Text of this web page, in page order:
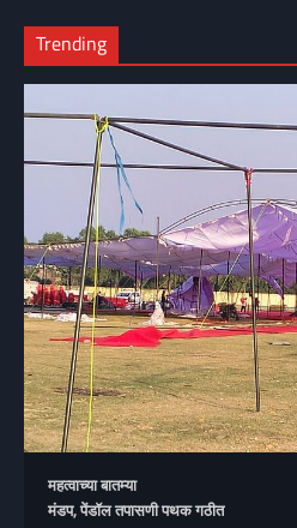
Trending
महत्वाच्या बातम्या
मंडप, पेंडॉल तपासणी पथक गठीत